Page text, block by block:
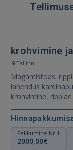
krohvimine
Tallinn
Magamistoas: ripplae valmistamine (Gyproc), sh astmeline
lahendus
Pakkumine Nr 1
2000,00€